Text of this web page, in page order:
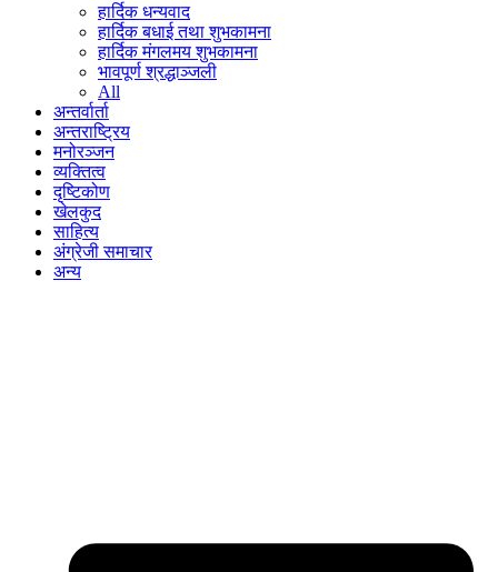
हार्दिक धन्यवाद
हार्दिक बधाई तथा शुभकामना
हार्दिक मंगलमय शुभकामना
भावपूर्ण श्रद्धाञ्जली
All
अन्तर्वार्ता
अन्तराष्ट्रिय
मनोरञ्जन
व्यक्तित्व
दृष्टिकोण
खेलकुद
साहित्य
अंग्रेजी समाचार
अन्य